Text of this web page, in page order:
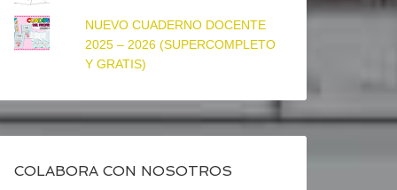
NUEVO CUADERNO DOCENTE
2025 – 2026 (SUPERCOMPLETO
Y GRATIS)
COLABORA CON NOSOTROS